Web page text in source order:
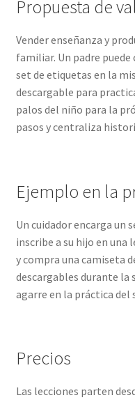
Propuesta de
Vender enseñanza y
familiar. Un padre
set de etiquetas en la
descargable para
palos del niño para la
pasos y centraliza
Ejemplo en la
Un cuidador encarga un
inscribe a su hijo en una
y compra una camiseta
descargables durante la
agarre en la práctica del
Precios
Las lecciones parten